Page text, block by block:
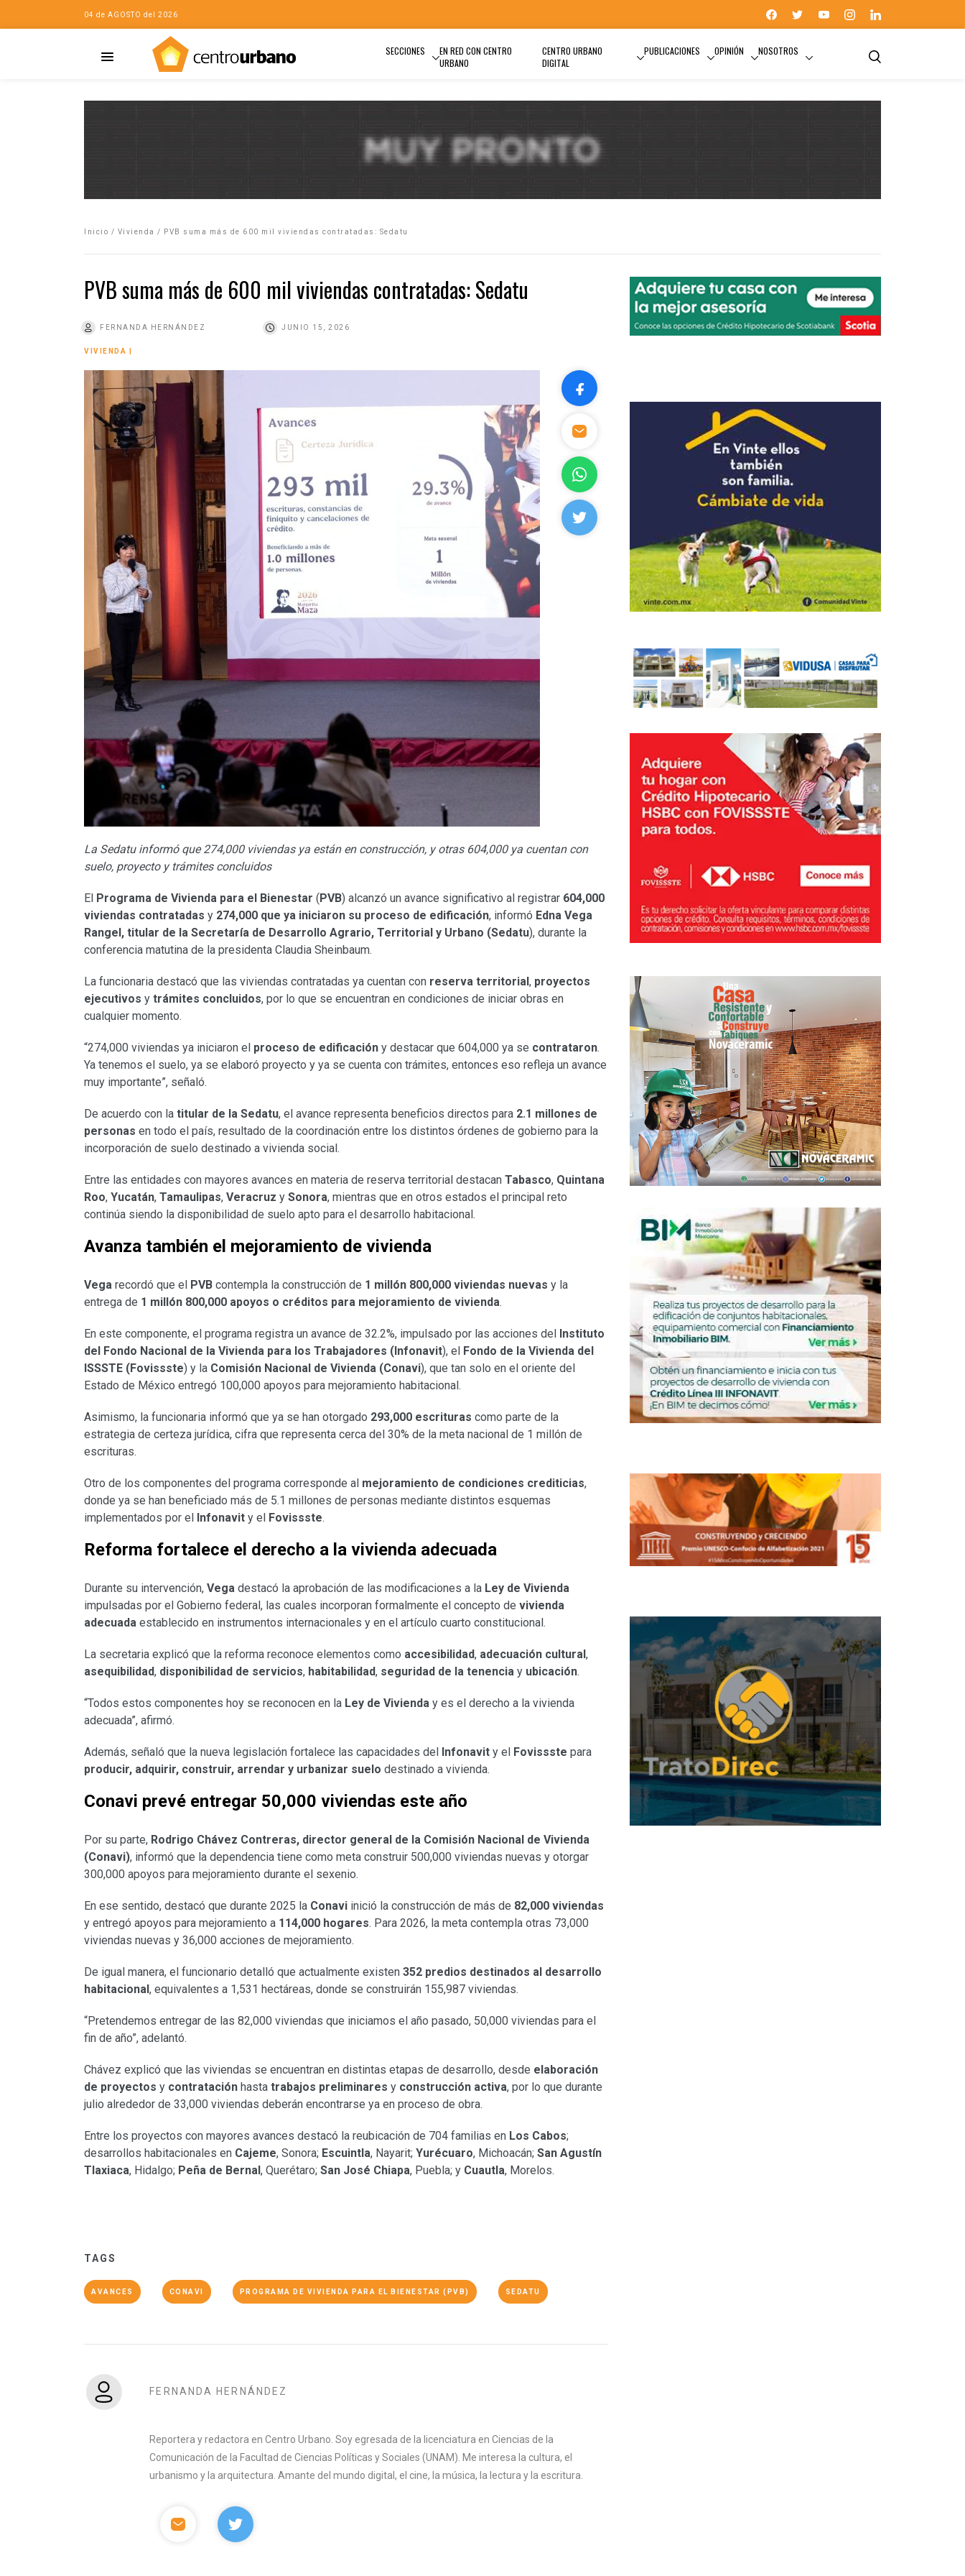
04 de AGOSTO del 2026
SECCIONES
EN RED CON CENTRO
URBANO
CENTRO URBANO
DIGITAL
PUBLICACIONES OPINIÓN NOSOTROS
Inicio / Vivienda / PVB suma más de 600 mil viviendas contratadas: Sedatu
PVB suma más de 600 mil viviendas contratadas: Sedatu
FERNANDA HERNÁNDEZ JUNIO 15, 2026
VIVIENDA
La Sedatu informó que 274,000 viviendas ya están en construcción, y otras 604,000 ya cuentan con
suelo, proyecto y trámites concluidos
El Programa de Vivienda para el Bienestar ( PVB) alcanzó un avance significativo al registrar 604,000
viviendas contratadas y 274,000 que ya iniciaron su proceso de edificación, informó Edna Vega
Rangel, titular de la Secretaría de Desarrollo Agrario, Territorial y Urbano (Sedatu), durante la
conferencia matutina de la presidenta Claudia Sheinbaum.
La funcionaria destacó que las viviendas contratadas ya cuentan con reserva territorial , proyectos
ejecutivos y trámites concluidos, por lo que se encuentran en condiciones de iniciar obras en
cualquier momento.
“274,000 viviendas ya iniciaron el proceso de edificación y destacar que 604,000 ya se contrataron.
Ya tenemos el suelo, ya se elaboró proyecto y ya se cuenta con trámites, entonces eso refleja un avance
muy importante”, señaló.
De acuerdo con la titular de la Sedatu, el avance representa beneficios directos para 2.1 millones de
personas en todo el país, resultado de la coordinación entre los distintos órdenes de gobierno para la
incorporación de suelo destinado a vivienda social.
Entre las entidades con mayores avances en materia de reserva territorial destacan Tabasco, Quintana
Roo, Yucatán, Tamaulipas, Veracruz y Sonora, mientras que en otros estados el principal reto
continúa siendo la disponibilidad de suelo apto para el desarrollo habitacional.
Avanza también el mejoramiento de vivienda
Vega recordó que el PVB contempla la construcción de 1 millón 800,000 viviendas nuevas y la
entrega de 1 millón 800,000 apoyos o créditos para mejoramiento de vivienda.
En este componente, el programa registra un avance de 32.2%, impulsado por las acciones del
Instituto
del Fondo Nacional de la Vivienda para los Trabajadores (Infonavit), el
Fondo de la Vivienda del
ISSSTE (Fovissste) y la Comisión Nacional de Vivienda (Conavi), que tan solo en el oriente del
Estado de México entregó 100,000 apoyos para mejoramiento habitacional.
Asimismo, la funcionaria informó que ya se han otorgado 293,000 escrituras como parte de la
estrategia de certeza jurídica, cifra que representa cerca del 30% de la meta nacional de 1 millón de
escrituras.
Otro de los componentes del programa corresponde al mejoramiento de condiciones crediticias,
donde ya se han beneficiado más de 5.1 millones de personas mediante distintos esquemas
implementados por el
Infonavit y el Fovissste.
Reforma fortalece el derecho a la vivienda adecuada
Durante su intervención, Vega destacó la aprobación de las modificaciones a la Ley de Vivienda
impulsadas por el Gobierno federal, las cuales incorporan formalmente el concepto de vivienda
adecuada establecido en instrumentos internacionales y en el artículo cuarto constitucional.
La secretaria explicó que la reforma reconoce elementos como accesibilidad, adecuación cultural ,
asequibilidad, disponibilidad de servicios, habitabilidad, seguridad de la tenencia y ubicación.
“Todos estos componentes hoy se reconocen en la Ley de Vivienda y es el derecho a la vivienda
adecuada”, afirmó.
Además, señaló que la nueva legislación fortalece las capacidades del Infonavit y el Fovissste para
producir, adquirir, construir, arrendar y urbanizar suelo destinado a vivienda.
Conavi prevé entregar 50,000 viviendas este año
Por su parte, Rodrigo Chávez Contreras, director general de la Comisión Nacional de Vivienda
(Conavi), informó que la dependencia tiene como meta construir 500,000 viviendas nuevas y otorgar
300,000 apoyos para mejoramiento durante el sexenio.
En ese sentido, destacó que durante 2025 la Conavi inició la construcción de más de 82,000 viviendas
y entregó apoyos para mejoramiento a 114,000 hogares. Para 2026, la meta contempla otras 73,000
viviendas nuevas y 36,000 acciones de mejoramiento.
De igual manera, el funcionario detalló que actualmente existen 352 predios destinados al desarrollo
habitacional , equivalentes a 1,531 hectáreas, donde se construirán 155,987 viviendas.
“Pretendemos entregar de las 82,000 viviendas que iniciamos el año pasado, 50,000 viviendas para el
fin de año”, adelantó.
Chávez explicó que las viviendas se encuentran en distintas etapas de desarrollo, desde elaboración
de proyectos y contratación hasta trabajos preliminares y construcción activa, por lo que durante
julio alrededor de 33,000 viviendas deberán encontrarse ya en proceso de obra.
Entre los proyectos con mayores avances destacó la reubicación de 704 familias en Los Cabos;
desarrollos habitacionales en Cajeme, Sonora; Escuintla, Nayarit; Yurécuaro, Michoacán; San Agustín
Tlaxiaca, Hidalgo; Peña de Bernal , Querétaro; San José Chiapa, Puebla; y Cuautla, Morelos.
TAGS
AVANCES CONAVI PROGRAMA DE VIVIENDA PARA EL BIENESTAR (PVB) SEDATU
FERNANDA HERNÁNDEZ
Reportera y redactora en Centro Urbano. Soy egresada de la licenciatura en Ciencias de la
Comunicación de la Facultad de Ciencias Políticas y Sociales (UNAM). Me interesa la cultura, el
urbanismo y la arquitectura. Amante del mundo digital, el cine, la música, la lectura y la escritura.